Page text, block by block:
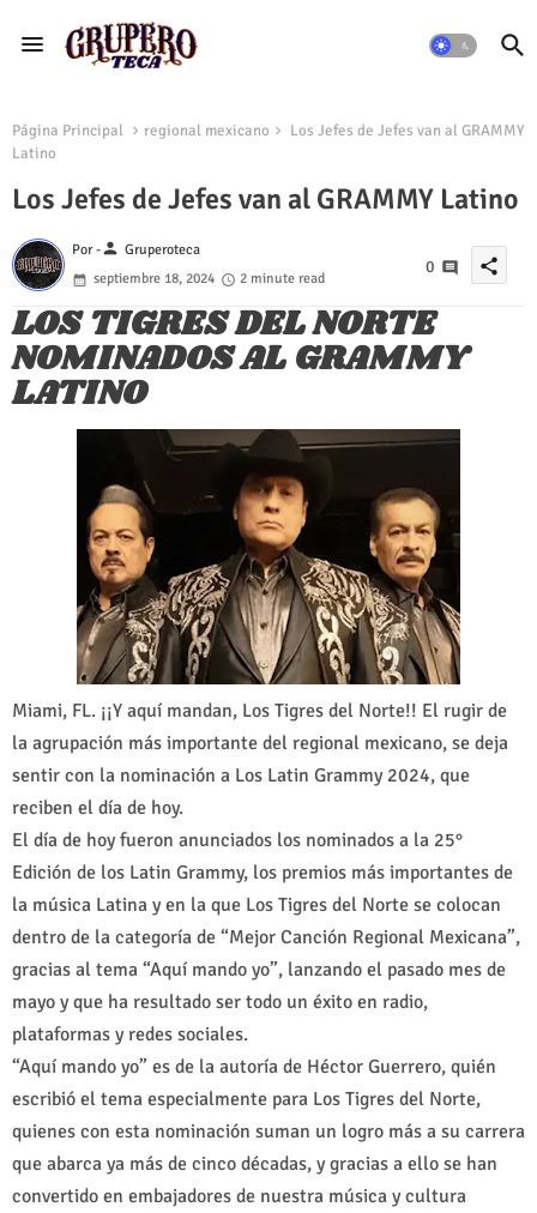
Página Principal regional mexicano
Los Jefes de Jefes van al GRAMMY
Latino
Los Jefes de Jefes van al GRAMMY Latino
Por -person Gruperoteca
septiembre 18, 2024
2 minute read
0 share
LOS TIGRES DEL NORTE
NOMINADOS AL GRAMMY
LATINO
Miami, FL. ¡¡Y aquí mandan, Los Tigres del Norte!! El rugir de
la agrupación más importante del regional mexicano, se deja
sentir con la nominación a Los Latin Grammy 2024, que
reciben el día de hoy.
El día de hoy fueron anunciados los nominados a la 25°
Edición de los Latin Grammy, los premios más importantes de
la música Latina y en la que Los Tigres del Norte se colocan
dentro de la categoría de “Mejor Canción Regional Mexicana”,
gracias al tema “Aquí mando yo”, lanzando el pasado mes de
mayo y que ha resultado ser todo un éxito en radio,
plataformas y redes sociales.
“Aquí mando yo” es de la autoría de Héctor Guerrero, quién
escribió el tema especialmente para Los Tigres del Norte,
quienes con esta nominación suman un logro más a su carrera
que abarca ya más de cinco décadas, y gracias a ello se han
convertido en embajadores de nuestra música y cultura